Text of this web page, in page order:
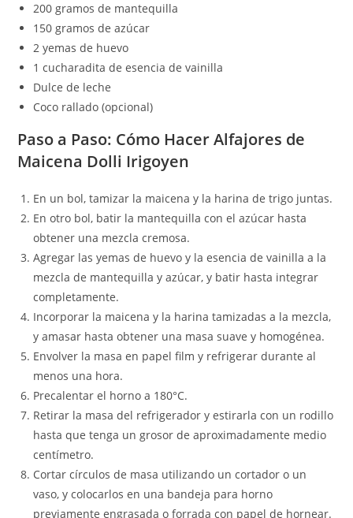
200 gramos de mantequilla
150 gramos de azúcar
2 yemas de huevo
1 cucharadita de esencia de vainilla
Dulce de leche
Coco rallado (opcional)
Paso a Paso: Cómo Hacer Alfajores de
Maicena Dolli Irigoyen
En un bol, tamizar la maicena y la harina de trigo juntas.
En otro bol, batir la mantequilla con el azúcar hasta
obtener una mezcla cremosa.
Agregar las yemas de huevo y la esencia de vainilla a la
mezcla de mantequilla y azúcar, y batir hasta integrar
completamente.
Incorporar la maicena y la harina tamizadas a la mezcla,
y amasar hasta obtener una masa suave y homogénea.
Envolver la masa en papel film y refrigerar durante al
menos una hora.
Precalentar el horno a 180°C.
Retirar la masa del refrigerador y estirarla con un rodillo
hasta que tenga un grosor de aproximadamente medio
centímetro.
Cortar círculos de masa utilizando un cortador o un
vaso, y colocarlos en una bandeja para horno
previamente engrasada o forrada con papel de hornear.